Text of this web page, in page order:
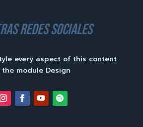
redes sociales
every aspect of this content
the module Design